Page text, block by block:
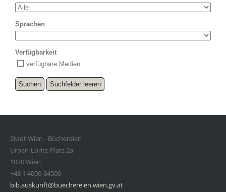
Sprachen
Verfügbarkeit
verfügbare Medien
Stadt Wien - Büchereien
Urban-Loritz-Platz 2a
1070 Wien
+43 1 4000-84500
bib.auskunft@buechereien.wien.gv.at